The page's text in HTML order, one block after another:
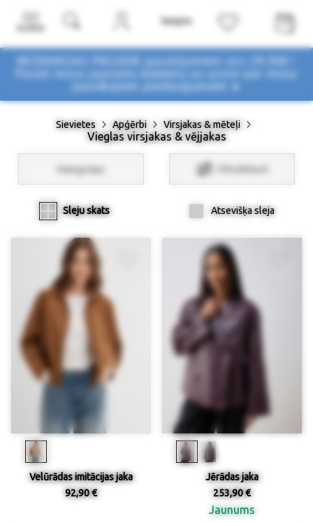
BEZMAKSAS PIEGĀDE pasūtījumiem virs 29,90€ !
Pasūti mūsu jaunumu biļetenu un uzzini par mūsu
Sievietes Apģērbi Virsjakas & mēteļi
Vieglas virsjakas & vējjakas
Kategorijas Filtri/Atlasīt
Sleju skats Atsevišķa sleja
Velūrādas imitācijas jaka
92,90 €
Jērādas jaka
253,90 €
Jaunums